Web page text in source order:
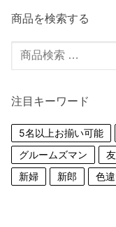
商品を検索する
検
索
象:
注目キーワード
5名以上お揃い可能
グルームズマン
新婦
新郎 色